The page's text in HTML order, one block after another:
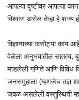
आपल्या दृष्टीवर आपल्या
विश्वास असेल तेव्हा हे शक्य
विज्ञानाच्या कसोट्या काय
वेळेला अनुभवातील सातत्य,
मांडलेली गणिते आणि विविध
जनसमुहाला (म्हणजेच तज्ञ
जवळ असलेली वस्तुस्थिती